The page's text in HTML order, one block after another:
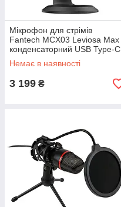
Мікрофон для стрімів
Fantech MCX03 Leviosa Max
конденсаторний USB Type-C
RGB 192 кГц преміум
студійний
Немає в наявності
3 199 ₴